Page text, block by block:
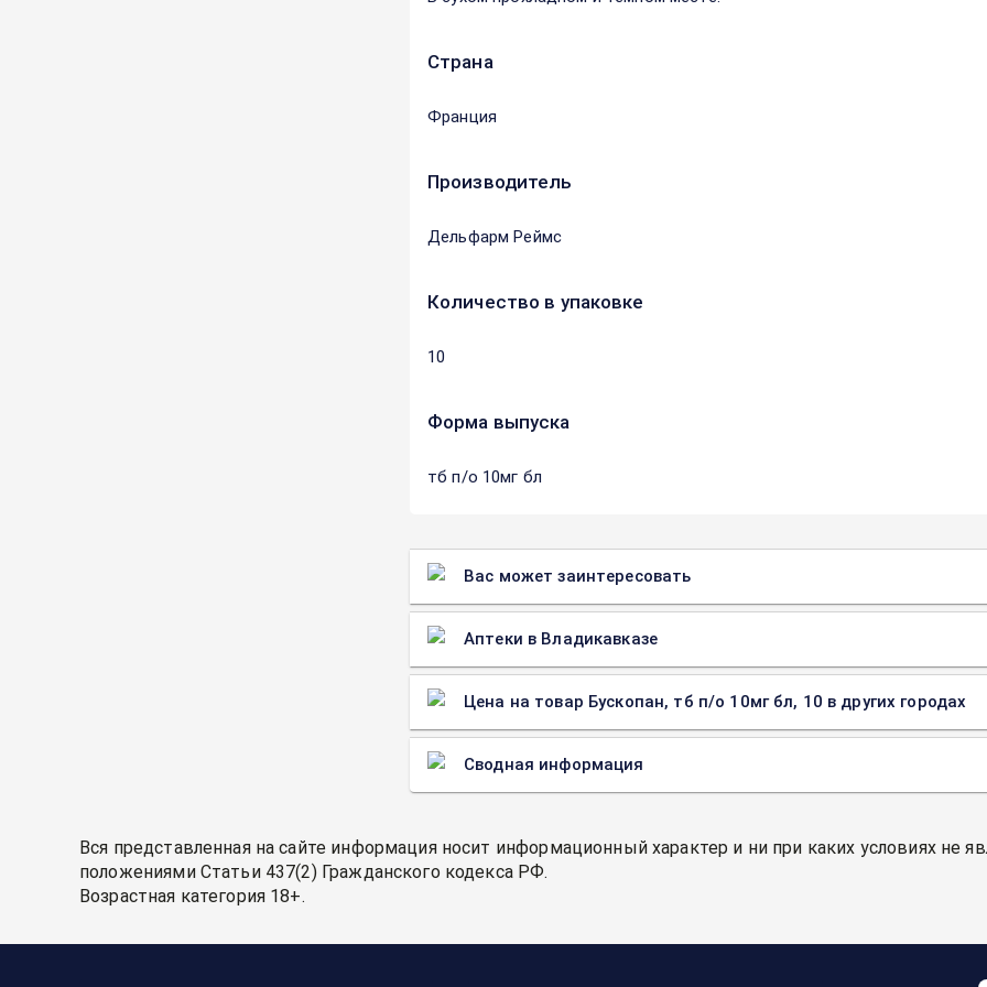
Страна
Франция
Производитель
Дельфарм Реймс
Количество в упаковке
10
Форма выпуска
тб п/о 10мг бл
Вас может заинтересовать
Аптеки в Владикавказе
Цена на товар Бускопан, тб п/о 10мг бл, 10 в других городах
Сводная информация
Вся представленная на сайте информация носит информационный характер и ни при каких условиях не
положениями Статьи 437(2) Гражданского кодекса РФ.
Возрастная категория 18+.